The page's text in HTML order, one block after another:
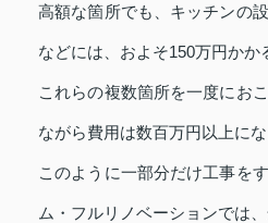
高額な箇所でも、キッチンの
などには、およそ150万円かか
これらの複数箇所を一度にお
ながら費用は数百万円以上にな
このように一部分だけ工事を
ム・フルリノベーションでは